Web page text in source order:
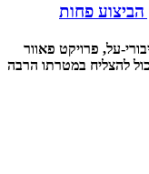
פחות
על, פרויקט פאוור
להצליח במטרתו הרבה